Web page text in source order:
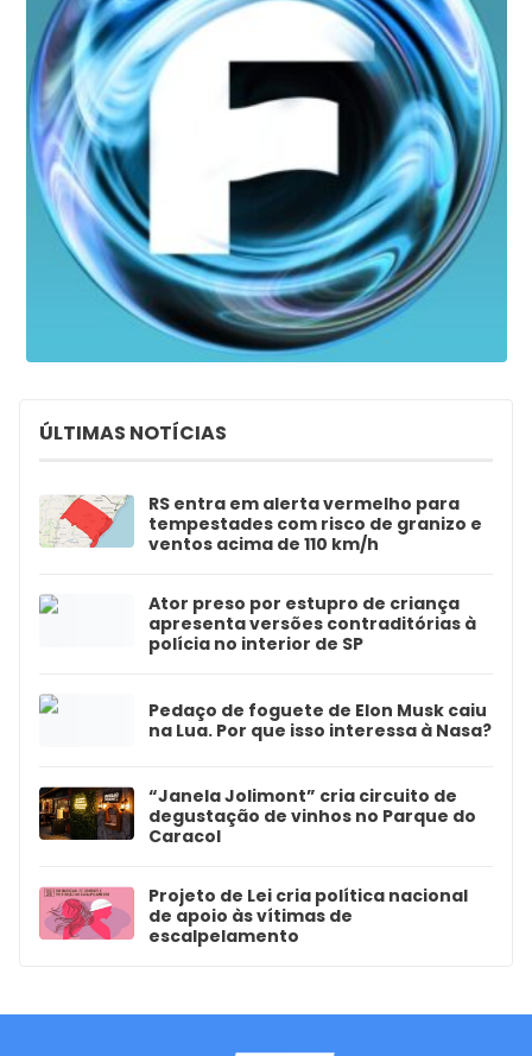
ÚLTIMAS NOTÍCIAS
RS entra em alerta vermelho para
tempestades com risco de granizo e
ventos acima de 110 km/h
Ator preso por estupro de criança
apresenta versões contraditórias à
polícia no interior de SP
Pedaço de foguete de Elon Musk caiu
na Lua. Por que isso interessa à Nasa?
“Janela Jolimont” cria circuito de
degustação de vinhos no Parque do
Caracol
Projeto de Lei cria política nacional
de apoio às vítimas de
escalpelamento